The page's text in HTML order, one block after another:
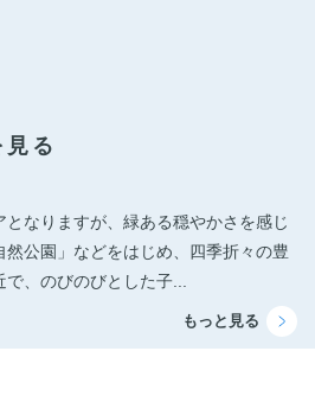
る
なりますが、緑ある穏やかさを感じ
然公園」などをはじめ、四季折々の豊
、のびのびとした子...